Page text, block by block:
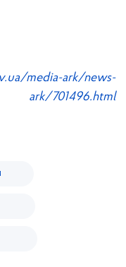
media-ark/news-
ark/701496.html